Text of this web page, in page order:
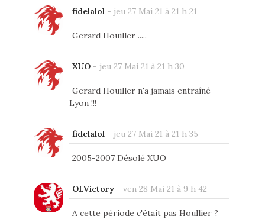
fidelalol - jeu 27 Mai 21 à 21 h 21
Gerard Houiller .....
XUO- jeu 27 Mai 21 à 21 h 30
Gerard Houiller n'a jamais entraîné
Lyon !!!
fidelalol - jeu 27 Mai 21 à 21 h 35
2005-2007 Désolé XUO
OLVictory- ven 28 Mai 21 à 9 h 42
A cette période c'était pas Houllier ?